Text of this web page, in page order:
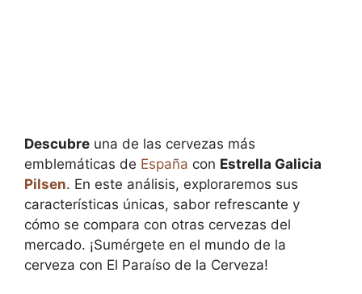
Descubre una de las cervezas más
emblemáticas de España con Estrella Galicia
Pilsen. En este análisis, exploraremos sus
características únicas, sabor refrescante y
cómo se compara con otras cervezas del
mercado. ¡Sumérgete en el mundo de la
cerveza con El Paraíso de la Cerveza!